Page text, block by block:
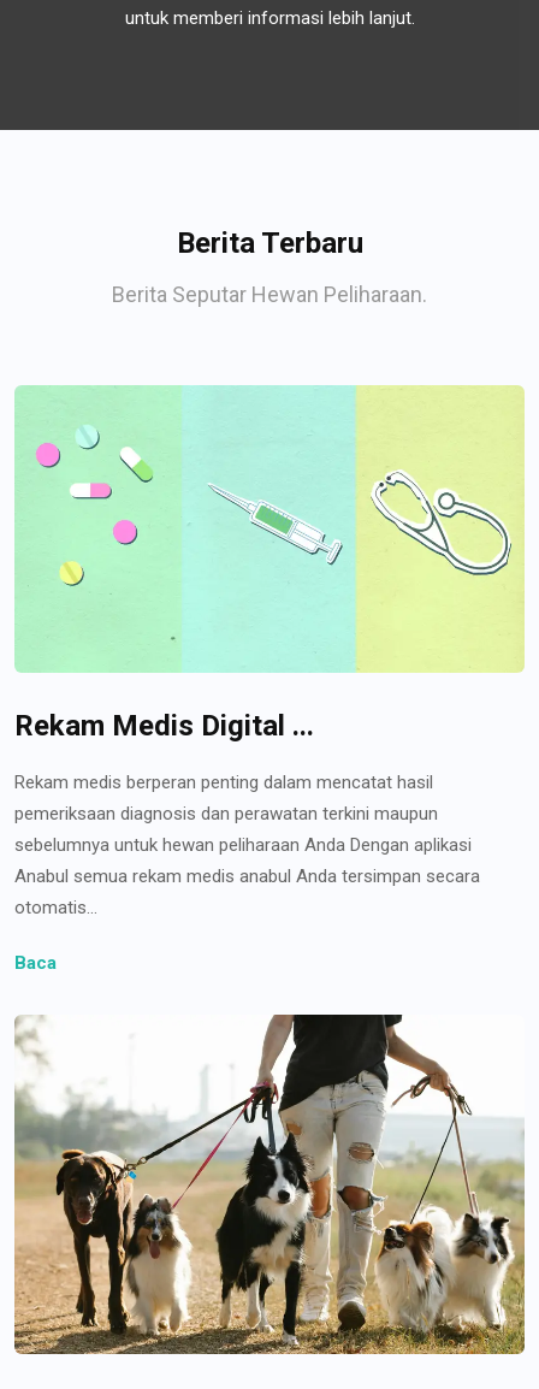
untuk memberi informasi lebih lanjut.
Berita Terbaru
Berita Seputar Hewan Peliharaan.
Rekam Medis Digital ...
Rekam medis berperan penting dalam mencatat hasil
pemeriksaan diagnosis dan perawatan terkini maupun
sebelumnya untuk hewan peliharaan Anda Dengan aplikasi
Anabul semua rekam medis anabul Anda tersimpan secara
otomatis...
Baca